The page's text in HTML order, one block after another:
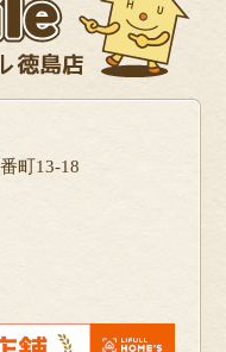
町13-18